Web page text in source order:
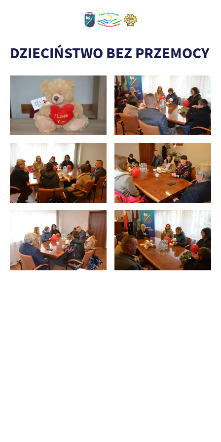
DZIECIŃSTWO BEZ PRZEMOCY